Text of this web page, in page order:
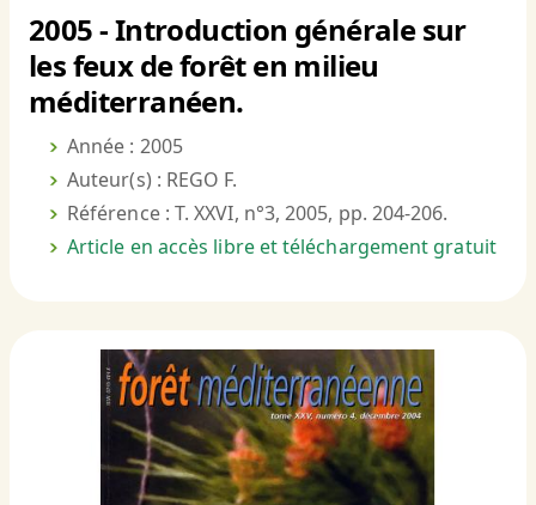
2005 - Introduction générale sur
les feux de forêt en milieu
méditerranéen.
Année : 2005
Auteur(s) : REGO F.
Référence : T. XXVI, n°3, 2005, pp. 204-206.
Article en accès libre et téléchargement gratuit